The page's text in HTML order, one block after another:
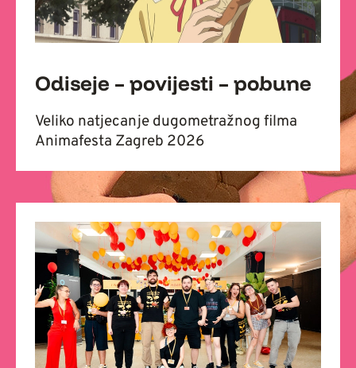
Odiseje – povijesti – pobune
Veliko natjecanje dugometražnog filma
Animafesta Zagreb 2026